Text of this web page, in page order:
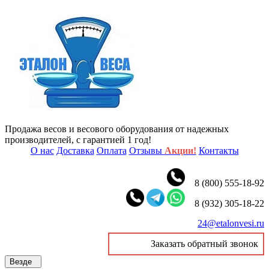
Продажа весов и весового оборудования от надежных
производителей, с гарантией 1 год!
О нас Доставка Оплата Отзывы Акции! Контакты
8 (800) 555-18-92
8 (932) 305-18-22
24@etalonvesi.ru
Заказать обратный звонок
Везде